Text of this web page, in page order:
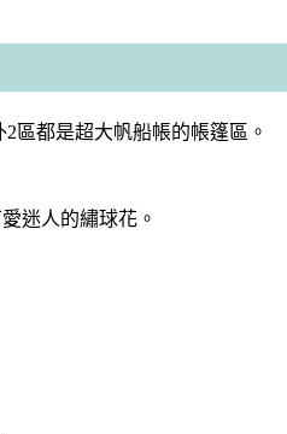
區都是超大帆船帳的帳篷區。
迷人的繡球花。